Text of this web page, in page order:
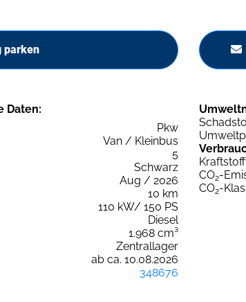
parken
Daten:
Pkw
Van / Kleinbus
5
Schwarz
Aug / 2026
10 km
110 kW/ 150 PS
Diesel
1.968 cm³
Zentrallager
ab ca. 10.08.2026
348676
CO2-
CO2-